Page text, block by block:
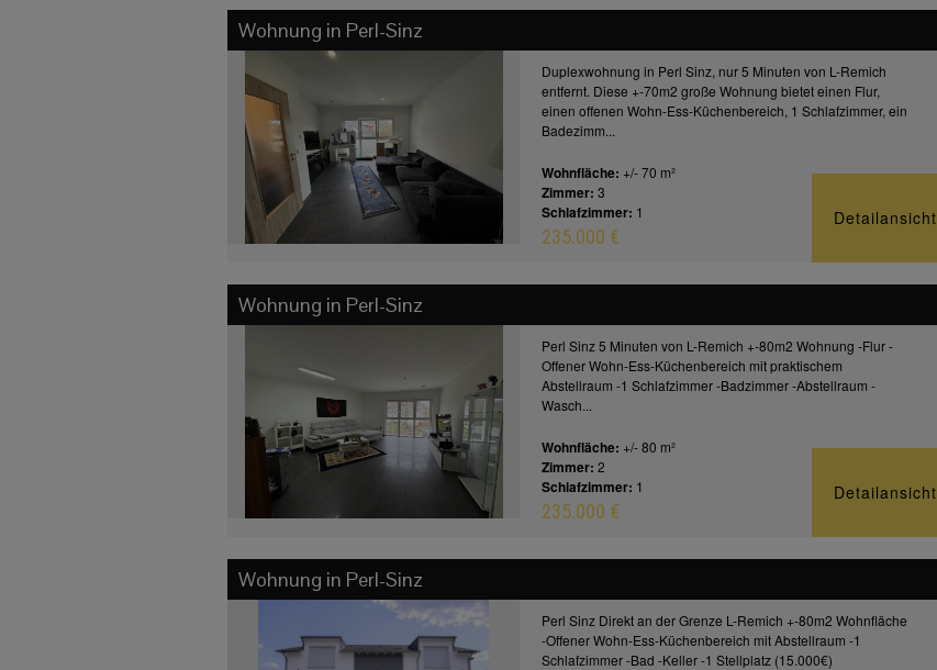
Wohnung in Perl-Sinz
Duplexwohnung in Perl Sinz, nur 5 Minuten von L-Remich
entfernt. Diese +-70m2 große Wohnung bietet einen Flur,
einen offenen Wohn-Ess-Küchenbereich, 1 Schlafzimmer, ein
Badezimm...
Wohnfläche: +/- 70 m²
Zimmer:3
Schlafzimmer: 1
235.000 €
Detailansicht
Wohnung in Perl-Sinz
Perl Sinz 5 Minuten von L-Remich +-80m2 Wohnung -Flur -
Offener Wohn-Ess-Küchenbereich mit praktischem
Abstellraum -1 Schlafzimmer -Badzimmer -Abstellraum -
Wasch...
Wohnfläche: +/- 80 m²
Zimmer:2
Schlafzimmer: 1
235.000 €
Detailansicht
Wohnung in Perl-Sinz
Perl Sinz Direkt an der Grenze L-Remich +-80m2 Wohnfläche
-Offener Wohn-Ess-Küchenbereich mit Abstellraum -1
Schlafzimmer -Bad -Keller -1 Stellplatz (15.000€)